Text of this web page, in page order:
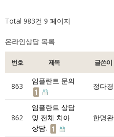
Total 983건 9 페이지
온라인상담 목록
번호 제목 글쓴이
863
임플란트 문의
1
정다경
862
임플란트 상담
밎 전체 치아
상담. 1
한명완